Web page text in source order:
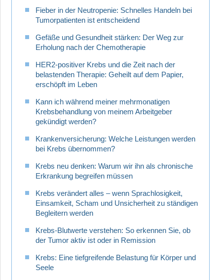
Fieber in der Neutropenie: Schnelles Handeln bei
Tumorpatienten ist entscheidend
Gefäße und Gesundheit stärken: Der Weg zur
Erholung nach der Chemotherapie
HER2-positiver Krebs und die Zeit nach der
belastenden Therapie: Geheilt auf dem Papier,
erschöpft im Leben
Kann ich während meiner mehrmonatigen
Krebsbehandlung von meinem Arbeitgeber
gekündigt werden?
Krankenversicherung: Welche Leistungen werden
bei Krebs übernommen?
Krebs neu denken: Warum wir ihn als chronische
Erkrankung begreifen müssen
Krebs verändert alles – wenn Sprachlosigkeit,
Einsamkeit, Scham und Unsicherheit zu ständigen
Begleitern werden
Krebs-Blutwerte verstehen: So erkennen Sie, ob
der Tumor aktiv ist oder in Remission
Krebs: Eine tiefgreifende Belastung für Körper und
Seele